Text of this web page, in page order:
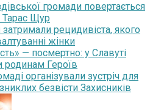
громади повертається
Тарас Щур
рецидивіста, якого
жінки
— посмертно: у Славуті
родинам Героїв
організували зустріч для
безвісти Захисників